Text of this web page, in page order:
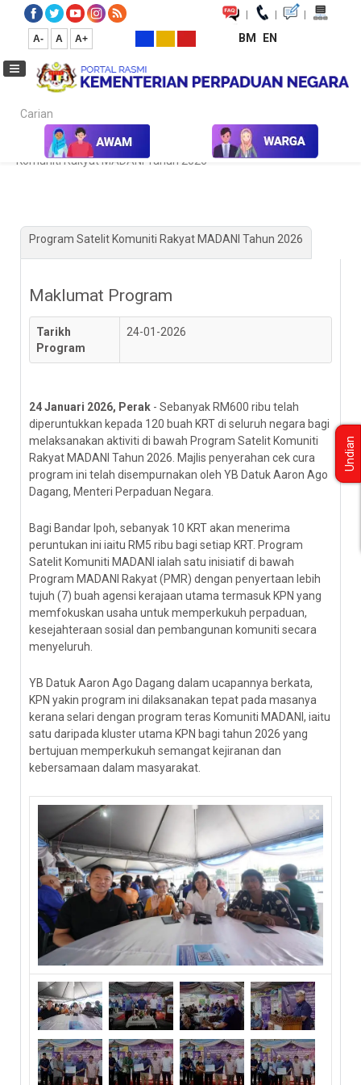
| | |
A- A A+ BM EN
Carian...
Laman Utama Kalendar Aktiviti & Program
Program Satelit
Komuniti Rakyat MADANI Tahun 2026
Program Satelit Komuniti Rakyat MADANI Tahun 2026
Maklumat Program
Tarikh
Program
24-01-2026
24 Januari 2026, Perak - Sebanyak RM600 ribu telah
diperuntukkan kepada 120 buah KRT di seluruh negara bagi
melaksanakan aktiviti di bawah Program Satelit Komuniti
Rakyat MADANI Tahun 2026. Majlis penyerahan cek cura
program ini telah disempurnakan oleh YB Datuk Aaron Ago
Dagang, Menteri Perpaduan Negara.
Bagi Bandar Ipoh, sebanyak 10 KRT akan menerima
peruntukan ini iaitu RM5 ribu bagi setiap KRT. Program
Satelit Komuniti MADANI ialah satu inisiatif di bawah
Program MADANI Rakyat (PMR) dengan penyertaan lebih
tujuh (7) buah agensi kerajaan utama termasuk KPN yang
memfokuskan usaha untuk memperkukuh perpaduan,
kesejahteraan sosial dan pembangunan komuniti secara
menyeluruh.
YB Datuk Aaron Ago Dagang dalam ucapannya berkata,
KPN yakin program ini dilaksanakan tepat pada masanya
kerana selari dengan program teras Komuniti MADANI, iaitu
satu daripada kluster utama KPN bagi tahun 2026 yang
bertujuan memperkukuh semangat kejiranan dan
kebersamaan dalam masyarakat.
Undian